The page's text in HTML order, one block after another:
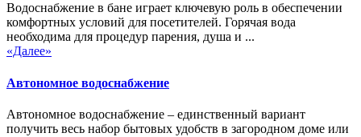
Водоснабжение в бане играет ключевую роль в обеспечении
комфортных условий для посетителей. Горячая вода
необходима для процедур парения, душа и ...
«Далее»
Автономное водоснабжение
Автономное водоснабжение – единственный вариант
получить весь набор бытовых удобств в загородном доме или